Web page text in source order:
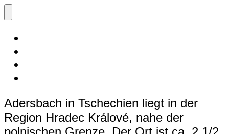
Adersbach in Tschechien liegt in der
Region Hradec Králové, nahe der